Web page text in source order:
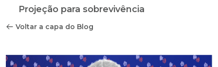
Projeção para sobrevivência
Voltar a capa do Blog